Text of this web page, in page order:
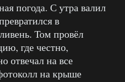
погода. С утра валил
в
Том провёл
где честно,
отвечал на все
на крыше